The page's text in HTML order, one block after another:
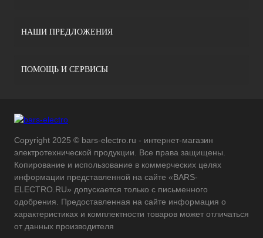
НАШИ ПРЕДЛОЖЕНИЯ
ПОМОЩЬ И СЕРВИСЫ
Copyright 2025 © bars-electro.ru - интернет-магазин
электротехнической продукции. Все права защищены.
Копирование и использование в коммерческих целях
информации представленной на сайте «BARS-
ELECTRO.RU» допускается только с письменного
одобрения. Предоставленная на сайте информация о
характеристиках и комплектности товаров может отличаться
от данных производителя